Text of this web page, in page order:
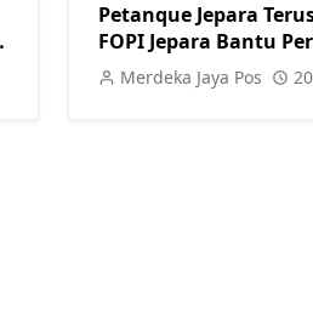
Petanque Jepara
FOPI Jepara Bantu
7 Tulakan Siapkan
Merdeka Jaya Pos